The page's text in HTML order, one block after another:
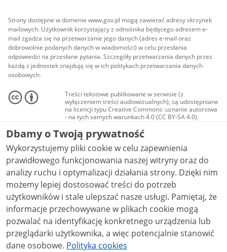
Strony dostępne w domenie www.gov.pl mogą zawierać adresy skrzynek
mailowych. Użytkownik korzystający z odnośnika będącego adresem e-
mail zgadza się na przetwarzanie jego danych (adres e-mail oraz
dobrowolnie podanych danych w wiadomości) w celu przesłania
odpowiedzi na przesłane pytania. Szczegóły przetwarzania danych przez
każdą z jednostek znajdują się w ich politykach przetwarzania danych
osobowych.
Treści tekstowe publikowane w serwisie (z
wyłączeniem treści audiowizualnych), są udostępniane
na licencji typu Creative Commons: uznanie autorstwa
- na tych samych warunkach 4.0 (CC BY-SA 4.0).
Materiały audiowizualne, w tym zdjęcia, materiały
audio i wideo, są udostępniane na licencji typu
Creative Commons: uznanie autorstwa użycie
niekomercyjne - bez utworów zależnych 4.0 (CC BY-
NC-ND 4.0), o ile nie jest to stwierdzone inaczej.
Dbamy o Twoją prywatność
Wykorzystujemy pliki cookie w celu zapewnienia
prawidłowego funkcjonowania naszej witryny oraz do
analizy ruchu i optymalizacji działania strony. Dzięki nim
możemy lepiej dostosować treści do potrzeb
użytkowników i stale ulepszać nasze usługi. Pamiętaj, że
informacje przechowywane w plikach cookie mogą
pozwalać na identyfikację konkretnego urządzenia lub
przeglądarki użytkownika, a więc potencjalnie stanowić
dane osobowe. Polityka cookies